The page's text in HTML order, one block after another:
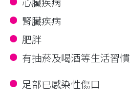
腎臟疾病
肥胖
有抽菸及喝酒等生活習慣
足部已感染性傷口